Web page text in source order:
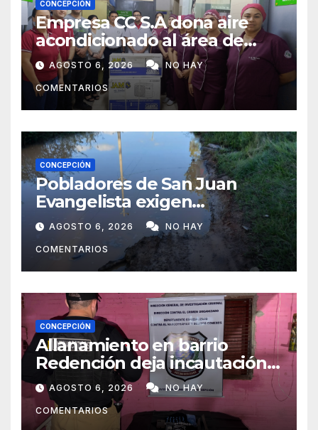
CONCEPCIÓN
Empresa CC S.A dona aire
acondicionado al área de
maternidad del IPS de
Concepción
AGOSTO 6, 2026 NO HAY
COMENTARIOS
CONCEPCIÓN
Pobladores de San Juan
Evangelista exigen
reparación urgente de
caminos vecinales
AGOSTO 6, 2026 NO HAY
COMENTARIOS
CONCEPCIÓN
Allanamiento en barrio
Redención deja incautación
de presunta cocaína tipo
crack en Concepción
AGOSTO 6, 2026 NO HAY
COMENTARIOS